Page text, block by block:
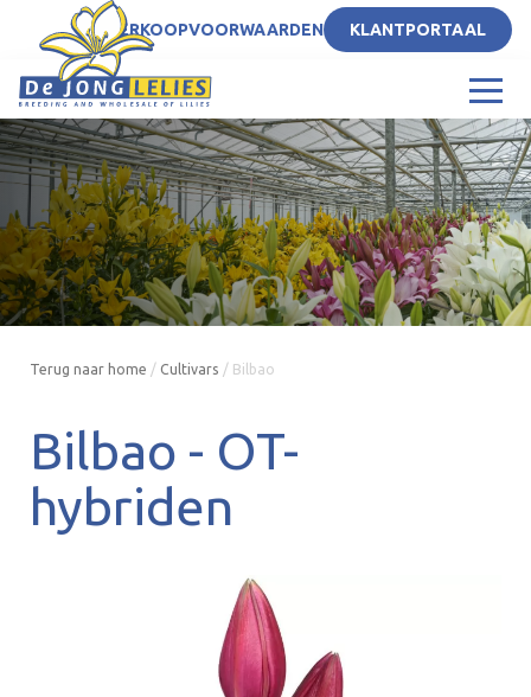
NLVERKOOPVOORWAARDEN KLANTPORTAAL
Terug naar home / Cultivars / Bilbao
Bilbao - OT-
hybriden